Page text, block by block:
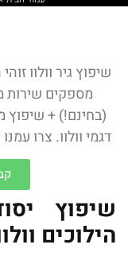
שיפוץ גיר וולוו
מספקים שירות
(בחינם!) + שיפוץ
דגמי וולוו. צרו
שיפוץ
הילוכים